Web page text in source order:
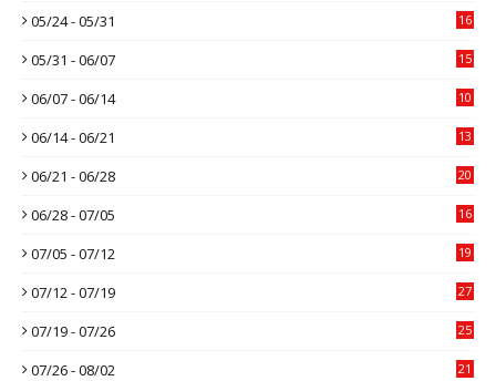
05/24 - 05/31 16
05/31 - 06/07 15
06/07 - 06/14 10
06/14 - 06/21 13
06/21 - 06/28 20
06/28 - 07/05 16
07/05 - 07/12 19
07/12 - 07/19 27
07/19 - 07/26 25
07/26 - 08/02 21